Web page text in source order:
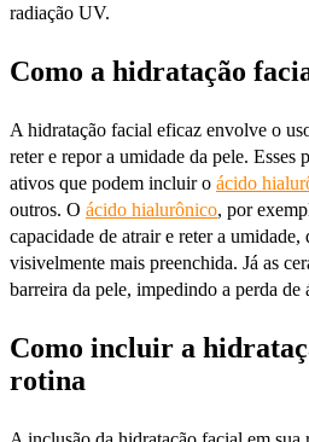
radiação UV.
Como a hidratação
A hidratação facial eficaz envolve o
reter e repor a umidade da pele. Esses
ativos que podem incluir o ácido
outros. O ácido hialurônico, por
capacidade de atrair e reter a
visivelmente mais preenchida. Já as
barreira da pele, impedindo a perda de
Como incluir a
rotina